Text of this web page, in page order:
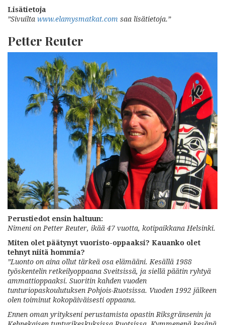
Lisätietoja
”Sivuilta www.elamysmatkat.com saa lisätietoja.”
Petter Reuter
Perustiedot ensin haltuun:
Nimeni on Petter Reuter, ikää 47 vuotta, kotipaikkana Helsinki.
Miten olet päätynyt vuoristo-oppaaksi? Kauanko olet
tehnyt niitä hommia?
”Luonto on aina ollut tärkeä osa elämääni. Kesällä 1988
työskentelin retkeilyoppaana Sveitsissä, ja siellä päätin ryhtyä
ammattioppaaksi. Suoritin kahden vuoden
tunturiopaskoulutuksen Pohjois-Ruotsissa. Vuoden 1992 jälkeen
olen toiminut kokopäiväisesti oppaana.
Ennen oman yritykseni perustamista opastin Riksgränsenin ja